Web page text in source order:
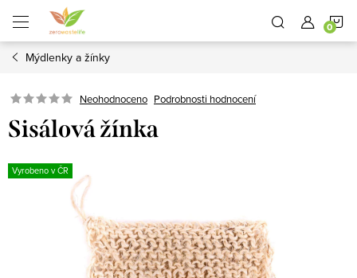
obsah
Mýdlenky a žínky
Neohodnoceno Podrobnosti hodnocení
Sisálová žínka
Vyrobeno v ČR